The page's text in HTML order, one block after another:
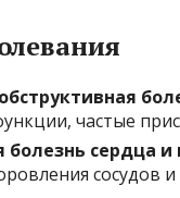
частые
сердца и
сосудов